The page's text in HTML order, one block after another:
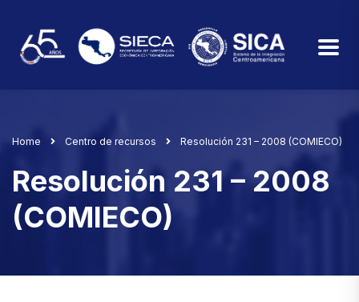
Home Centro de recursos Resolución 231 – 2008 (COMIECO)
Resolución 231 – 2008
(COMIECO)